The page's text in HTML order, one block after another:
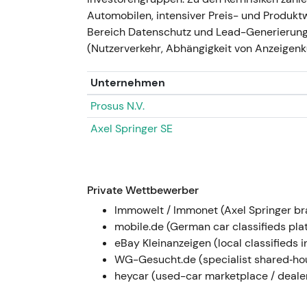
Technisch bewegte sich die Aktie in
und Rückkaufmeldungen; ein
Akquisitionsnachrichten[41] ,[23].
2025 — Führungswechsel,
Rückkäufe
Ralf Weitz übernahm zum 1. März
am 1. April 2024 als CCO in den
bis April 2025; weitere Tranchen im
[44].
Der Markt interpretierte den
Bestätigung, dass die
bessere Margen münden. In
Stimmung in Richtung „Wachstum
Automobilen, intensiver Preis- und
Bereich Datenschutz und Lead-
(Nutzerverkehr, Abhängigkeit von
Unternehmen
Prosus N.V.
Axel Springer SE
Private Wettbewerber
Immowelt / Immonet (Axel Springer
mobile.de (German car classifieds
eBay Kleinanzeigen (local classifieds
WG-Gesucht.de (specialist
heycar (used-car marketplace /